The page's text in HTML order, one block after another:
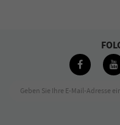
Geben Sie Ihre E-Mail-Adresse